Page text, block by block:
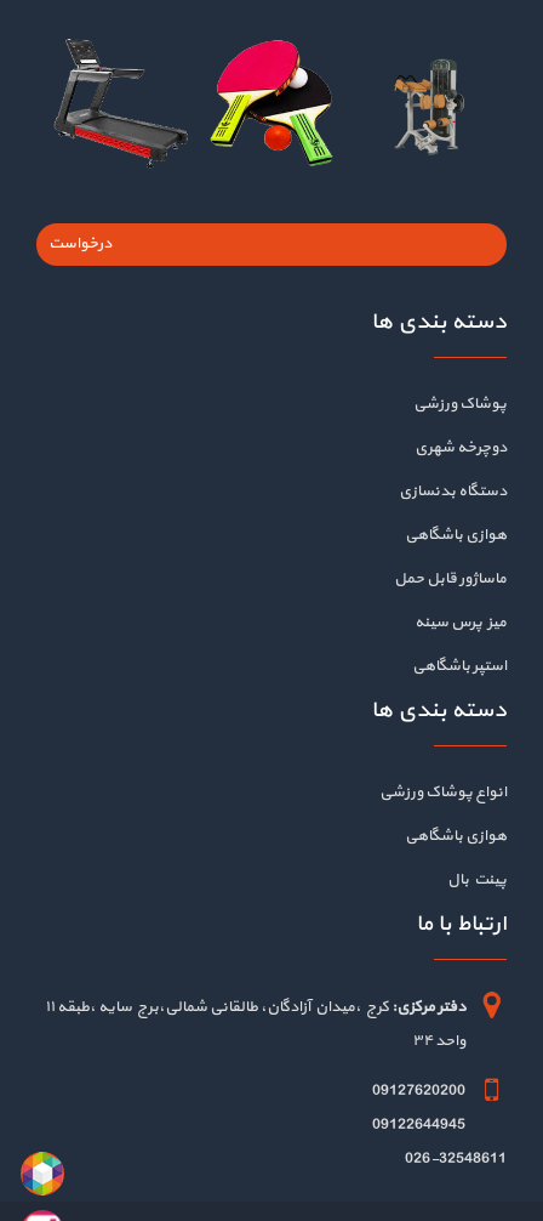
درخواست
دسته بندی ها
پوشاک ورزشی
دوچرخه شهری
دستگاه بدنسازی
هوازی باشگاهی
ماساژور قابل حمل
میز پرس سینه
استپر باشگاهی
دسته بندی ها
انواع پوشاک ورزشی
هوازی باشگاهی
پینت بال
ارتباط با ما
دفتر مرکزی:
کرج ،میدان آزادگان، طالقانی شمالی،برج سایه ،طبقه ۱۱
واحد ۳۴
09127620200
09122644945
026-32548611